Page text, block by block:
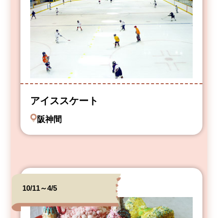
アイススケート
阪神間
10/11～4/5